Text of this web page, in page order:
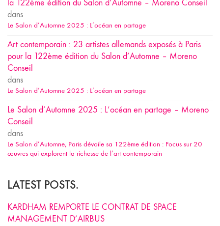
la 122ème édition du Salon d’Automne – Moreno Conseil
dans
Le Salon d’Automne 2025 : L’océan en partage
Art contemporain : 23 artistes allemands exposés à Paris
pour la 122ème édition du Salon d’Automne – Moreno
Conseil
dans
Le Salon d’Automne 2025 : L’océan en partage
Le Salon d’Automne 2025 : L’océan en partage – Moreno
Conseil
dans
Le Salon d’Automne, Paris dévoile sa 122ème édition : Focus sur 20
œuvres qui explorent la richesse de l’art contemporain
LATEST POSTS.
KARDHAM REMPORTE LE CONTRAT DE SPACE
MANAGEMENT D’AIRBUS